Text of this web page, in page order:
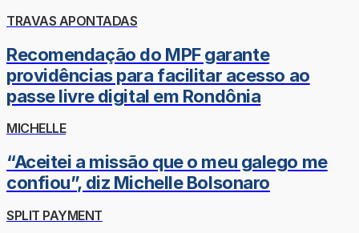
TRAVAS APONTADAS
Recomendação do MPF garante
providências para facilitar acesso ao
passe livre digital em Rondônia
MICHELLE
“Aceitei a missão que o meu galego me
confiou”, diz Michelle Bolsonaro
SPLIT PAYMENT